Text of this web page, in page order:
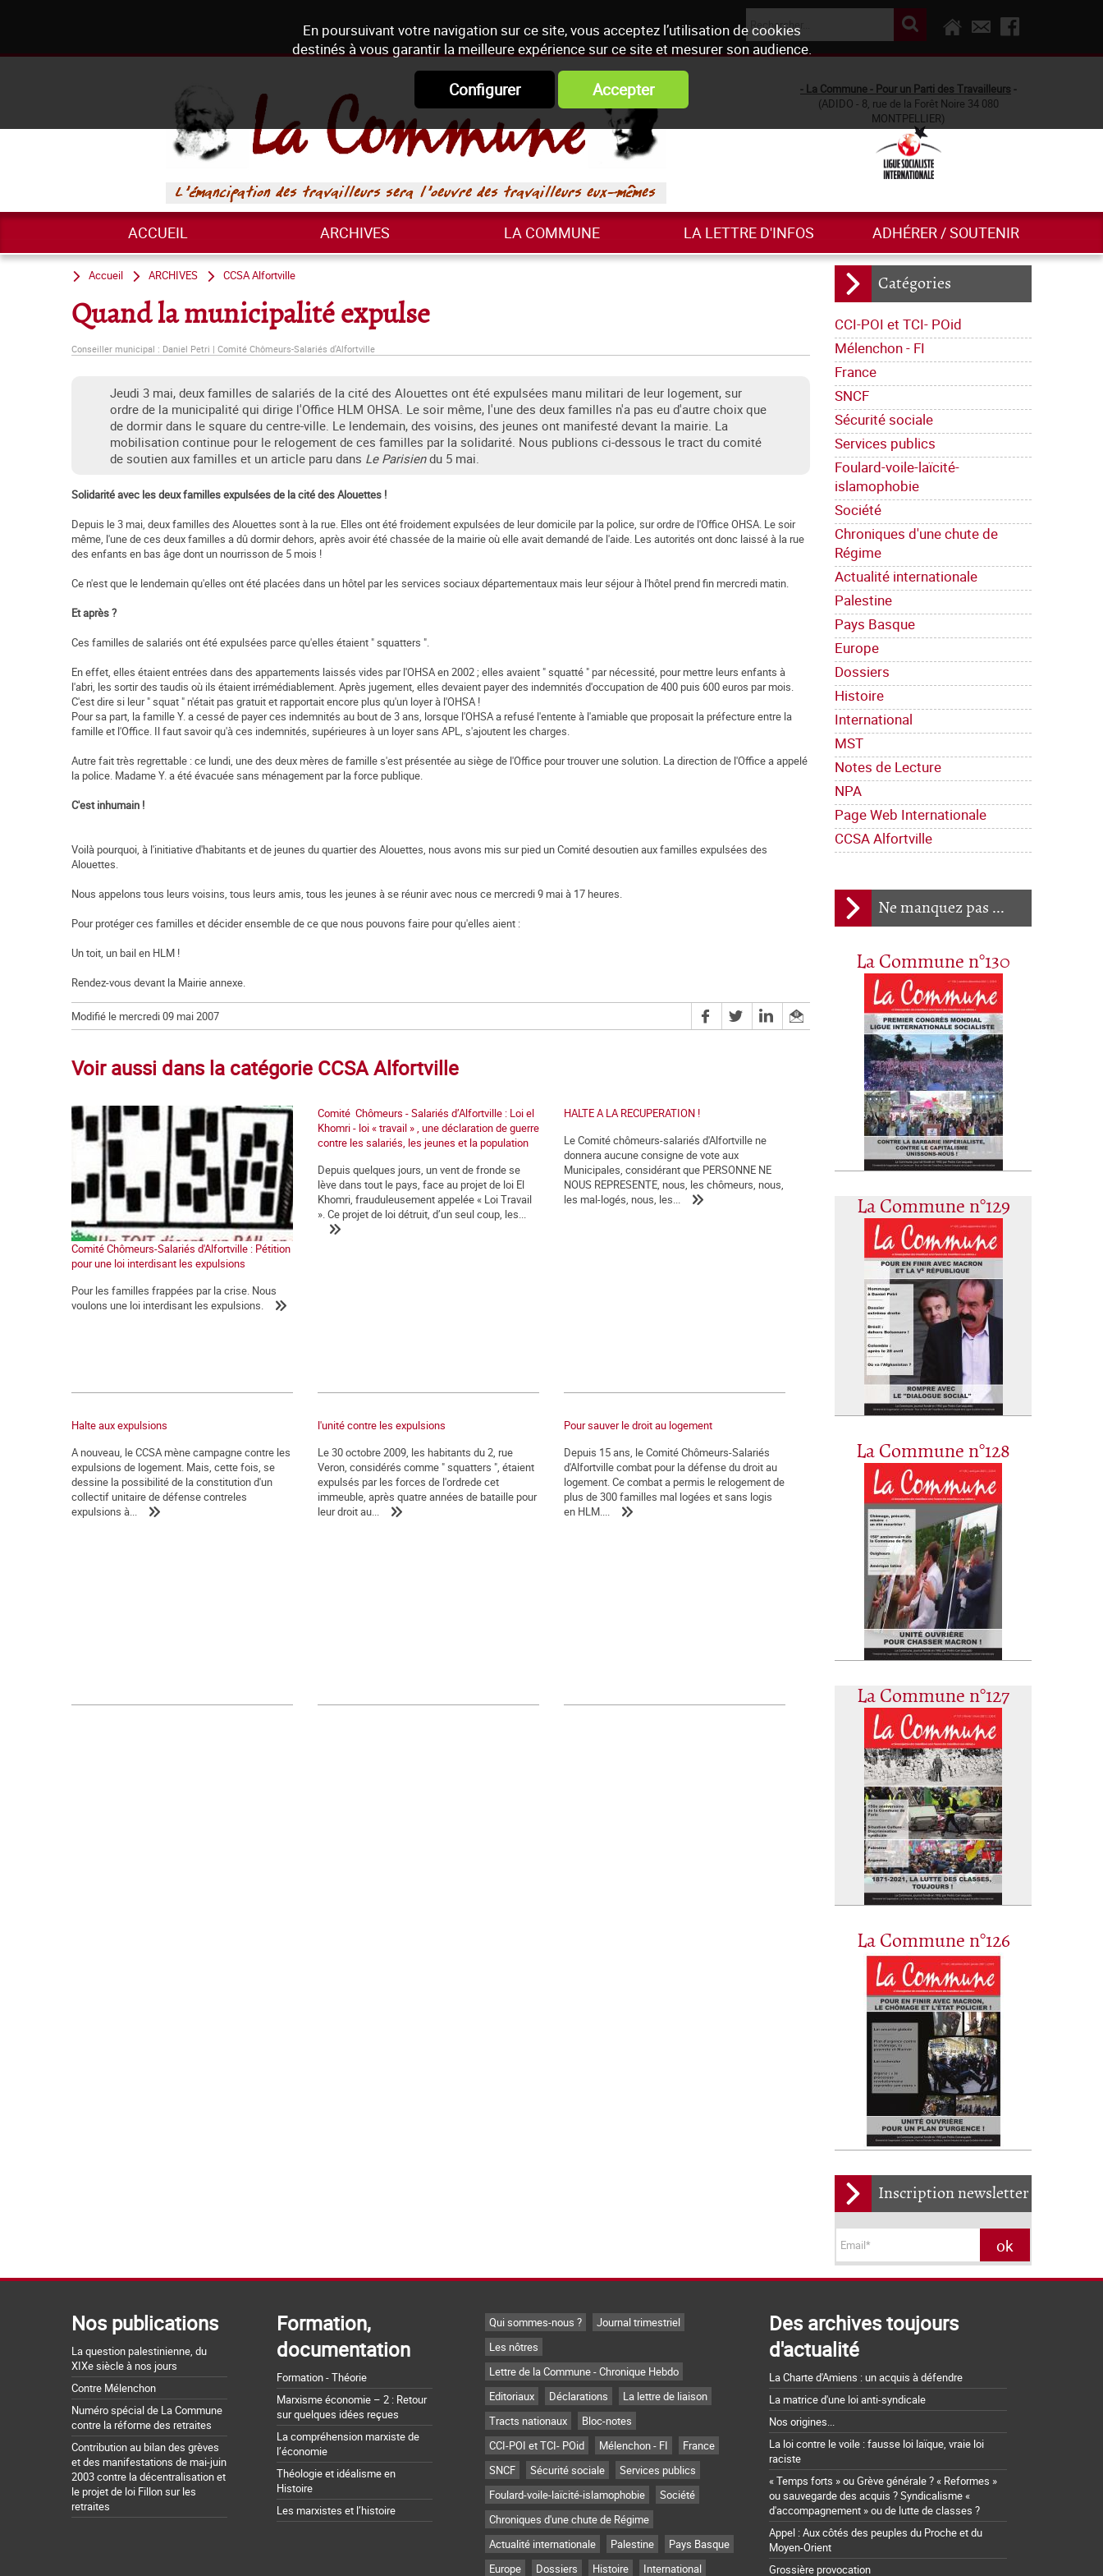
En poursuivant votre navigation sur ce site, vous acceptez l’utilisation de cookies
destinés à vous garantir la meilleure expérience sur ce site et mesurer son audience.
Configurer Accepter - La Commune - Pour un Parti des Travailleurs -
(ADIDO - 8, rue de la Forêt Noire 34 080
MONTPELLIER)
ACCUEIL ARCHIVES LA COMMUNE LA LETTRE D'INFOS ADHÉRER / SOUTENIR
Catégories
CCI-POI et TCI- POid
Mélenchon - FI
France
SNCF
Sécurité sociale
Services publics
Foulard-voile-laïcité-
islamophobie
Société
Chroniques d'une chute de
Régime
Actualité internationale
Palestine
Pays Basque
Europe
Dossiers
Histoire
International
MST
Notes de Lecture
NPA
Page Web Internationale
CCSA Alfortville
Ne manquez pas ...
La Commune n°130
La Commune n°129
La Commune n°128
La Commune n°127
La Commune n°126
Inscription newsletter
Accueil ARCHIVES CCSA Alfortville
Quand la municipalité expulse
Conseiller municipal : Daniel Petri | Comité Chômeurs-Salariés d'Alfortville
Jeudi 3 mai, deux familles de salariés de la cité des Alouettes ont été expulsées manu militari de leur logement, sur
ordre de la municipalité qui dirige l'Office HLM OHSA. Le soir même, l'une des deux familles n'a pas eu d'autre choix que
de dormir dans le square du centre-ville. Le lendemain, des voisins, des jeunes ont manifesté devant la mairie. La
mobilisation continue pour le relogement de ces familles par la solidarité. Nous publions ci-dessous le tract du comité
de soutien aux familles et un article paru dans Le Parisiendu 5 mai.
Solidarité avec les deux familles expulsées de la cité des Alouettes !
Depuis le 3 mai, deux familles des Alouettes sont à la rue. Elles ont été froidement expulsées de leur domicile par la police, sur ordre de l'Office OHSA. Le soir
même, l'une de ces deux familles a dû dormir dehors, après avoir été chassée de la mairie où elle avait demandé de l'aide. Les autorités ont donc laissé à la rue
des enfants en bas âge dont un nourrisson de 5 mois !
Ce n'est que le lendemain qu'elles ont été placées dans un hôtel par les services sociaux départementaux mais leur séjour à l'hôtel prend fin mercredi matin.
Et après ?
Ces familles de salariés ont été expulsées parce qu'elles étaient " squatters ".
En effet, elles étaient entrées dans des appartements laissés vides par l'OHSA en 2002 ; elles avaient " squatté " par nécessité, pour mettre leurs enfants à
l'abri, les sortir des taudis où ils étaient irrémédiablement. Après jugement, elles devaient payer des indemnités d'occupation de 400 puis 600 euros par mois.
C'est dire si leur " squat " n'était pas gratuit et rapportait encore plus qu'un loyer à l'OHSA !
Pour sa part, la famille Y. a cessé de payer ces indemnités au bout de 3 ans, lorsque l'OHSA a refusé l'entente à l'amiable que proposait la préfecture entre la
famille et l'Office. Il faut savoir qu'à ces indemnités, supérieures à un loyer sans APL, s'ajoutent les charges.
Autre fait très regrettable : ce lundi, une des deux mères de famille s'est présentée au siège de l'Office pour trouver une solution. La direction de l'Office a appelé
la police. Madame Y. a été évacuée sans ménagement par la force publique.
C'est inhumain !
Voilà pourquoi, à l'initiative d'habitants et de jeunes du quartier des Alouettes, nous avons mis sur pied un Comité desoutien aux familles expulsées des
Alouettes.
Nous appelons tous leurs voisins, tous leurs amis, tous les jeunes à se réunir avec nous ce mercredi 9 mai à 17 heures.
Pour protéger ces familles et décider ensemble de ce que nous pouvons faire pour qu'elles aient :
Un toit, un bail en HLM !
Rendez-vous devant la Mairie annexe.
Modifié le mercredi 09 mai 2007
Voir aussi dans la catégorie CCSA Alfortville
Comité Chômeurs-Salariés d'Alfortville : Pétition
pour une loi interdisant les expulsions
Pour les familles frappées par la crise. Nous
voulons une loi interdisant les expulsions.
Comité Chômeurs - Salariés d’Alfortville : Loi el
Khomri - loi « travail » , une déclaration de guerre
contre les salariés, les jeunes et la population
Depuis quelques jours, un vent de fronde se
lève dans tout le pays, face au projet de loi El
Khomri, frauduleusement appelée « Loi Travail
». Ce projet de loi détruit, d’un seul coup, les...
HALTE A LA RECUPERATION !
Le Comité chômeurs-salariés d'Alfortville ne
donnera aucune consigne de vote aux
Municipales, considérant que PERSONNE NE
NOUS REPRESENTE, nous, les chômeurs, nous,
les mal-logés, nous, les...
Halte aux expulsions
A nouveau, le CCSA mène campagne contre les
expulsions de logement. Mais, cette fois, se
dessine la possibilité de la constitution d'un
collectif unitaire de défense contreles
expulsions à...
l'unité contre les expulsions
Le 30 octobre 2009, les habitants du 2, rue
Veron, considérés comme " squatters ", étaient
expulsés par les forces de l'ordrede cet
immeuble, après quatre années de bataille pour
leur droit au...
Pour sauver le droit au logement
Depuis 15 ans, le Comité Chômeurs-Salariés
d'Alfortville combat pour la défense du droit au
logement. Ce combat a permis le relogement de
plus de 300 familles mal logées et sans logis
en HLM....
Nos publications
La question palestinienne, du
XIXe siècle à nos jours
Contre Mélenchon
Numéro spécial de La Commune
contre la réforme des retraites
Contribution au bilan des grèves
et des manifestations de mai-juin
2003 contre la décentralisation et
le projet de loi Fillon sur les
retraites
Formation,
documentation
Formation - Théorie
Marxisme économie – 2 : Retour
sur quelques idées reçues
La compréhension marxiste de
l’économie
Théologie et idéalisme en
Histoire
Les marxistes et l’histoire
Qui sommes-nous ?
Journal trimestriel
Les nôtres
Lettre de la Commune - Chronique Hebdo
Editoriaux
Déclarations
La lettre de liaison
Tracts nationaux
Bloc-notes
CCI-POI et TCI- POid
Mélenchon - FI
France
SNCF
Sécurité sociale
Services publics
Foulard-voile-laïcité-islamophobie
Société
Chroniques d'une chute de Régime
Actualité internationale
Palestine
Pays Basque
Europe
Dossiers Histoire International
Des archives toujours
d'actualité
La Charte d'Amiens : un acquis à défendre
La matrice d'une loi anti-syndicale
Nos origines...
La loi contre le voile : fausse loi laïque, vraie loi
raciste
« Temps forts » ou Grève générale ? « Reformes »
ou sauvegarde des acquis ? Syndicalisme «
d'accompagnement » ou de lutte de classes ?
Appel : Aux côtés des peuples du Proche et du
Moyen-Orient
Grossière provocation